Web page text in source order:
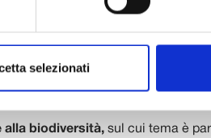
selezionati
energetico degli impianti
alla zona industriale. Il
manutentivi e di cura del
Centro culturale del Compitese
studio, alla ricerca e alla
alla biodiversità, sul cui tema è